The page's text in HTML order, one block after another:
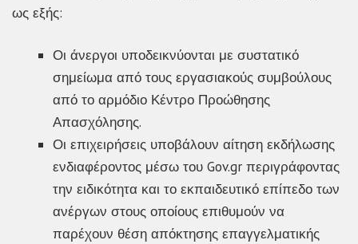
ως εξής:
Οι άνεργοι υποδεικνύονται με συστατικό
σημείωμα από τους εργασιακούς συμβούλους
από το αρμόδιο Κέντρο Προώθησης
Απασχόλησης.
Οι επιχειρήσεις υποβάλουν αίτηση εκδήλωσης
ενδιαφέροντος μέσω του Gov.gr περιγράφοντας
την ειδικότητα και το εκπαιδευτικό επίπεδο των
ανέργων στους οποίους επιθυμούν να
παρέχουν θέση απόκτησης επαγγελματικής